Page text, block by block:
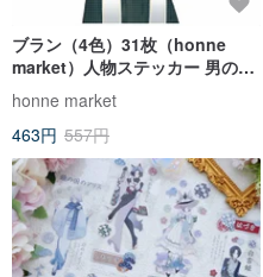
ブラン（4色）31枚（honne
market）人物ステッカー 男の子
ステッカー クロラクーン
honne market
463円 557円